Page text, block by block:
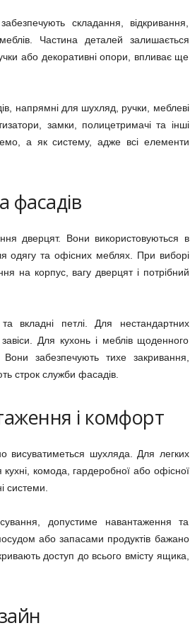
складання, відкривання,
Частина деталей залишається
або декоративні опори, впливає ще
напрямні для шухляд, ручки, меблеві
замки, полицетримачі та інші
а як систему, адже всі елементи
фасадів
дверцят. Вони використовуються в
та офісних меблях. При виборі
на корпус, вагу дверцят і потрібний
вкладні петлі. Для нестандартних
завіси. Для кухонь і меблів щоденного
забезпечують тихе закривання,
строк служби фасадів.
і комфорт
висуватиметься шухляда. Для легких
кухні, комода, гардеробної або офісної
системи.
допустиме навантаження та
або запасами продуктів бажано
доступ до всього вмісту ящика,